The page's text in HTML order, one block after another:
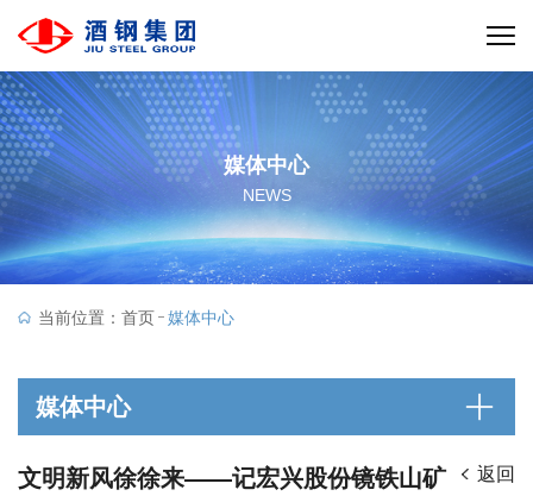
媒体中心
NEWS
当前位置： 首页 媒体中心
媒体中心
文明新风徐徐来——记宏兴股份镜铁山矿
返回